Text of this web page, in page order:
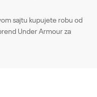
sajtu kupujete robu od
Under Armour za